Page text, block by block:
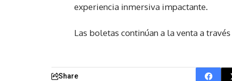
experiencia inmersiva impactante.
Las boletas continúan a la venta a
Share